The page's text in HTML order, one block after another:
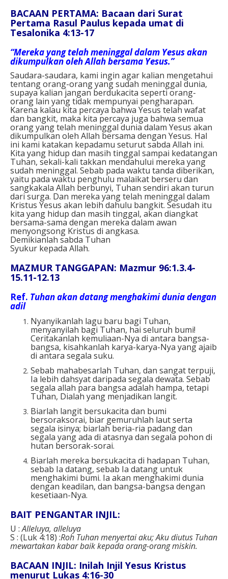
BACAAN PERTAMA: Bacaan dari Surat
Pertama Rasul Paulus kepada umat di
Tesalonika 4:13-17
“Mereka yang telah meninggal dalam Yesus akan
dikumpulkan oleh Allah bersama Yesus.”
Saudara-saudara, kami ingin agar kalian mengetahui
tentang orang-orang yang sudah meninggal dunia,
supaya kalian jangan berdukacita seperti orang-
orang lain yang tidak mempunyai pengharapan.
Karena kalau kita percaya bahwa Yesus telah wafat
dan bangkit, maka kita percaya juga bahwa semua
orang yang telah meninggal dunia dalam Yesus akan
dikumpulkan oleh Allah bersama dengan Yesus. Hal
ini kami katakan kepadamu seturut sabda Allah ini.
Kita yang hidup dan masih tinggal sampai kedatangan
Tuhan, sekali-kali takkan mendahului mereka yang
sudah meninggal. Sebab pada waktu tanda diberikan,
yaitu pada waktu penghulu malaikat berseru dan
sangkakala Allah berbunyi, Tuhan sendiri akan turun
dari surga. Dan mereka yang telah meninggal dalam
Kristus Yesus akan lebih dahulu bangkit. Sesudah itu
kita yang hidup dan masih tinggal, akan diangkat
bersama-sama dengan mereka dalam awan
menyongsong Kristus di angkasa.
Demikianlah sabda Tuhan
Syukur kepada Allah.
MAZMUR TANGGAPAN: Mazmur 96:1.3.4-
15.11-12.13
Ref. Tuhan akan datang menghakimi dunia dengan
adil
Nyanyikanlah lagu baru bagi Tuhan,
menyanyilah bagi Tuhan, hai seluruh bumi!
Ceritakanlah kemuliaan-Nya di antara bangsa-
bangsa, kisahkanlah karya-karya-Nya yang ajaib
di antara segala suku.
Sebab mahabesarlah Tuhan, dan sangat terpuji,
Ia lebih dahsyat daripada segala dewata. Sebab
segala allah para bangsa adalah hampa, tetapi
Tuhan, Dialah yang menjadikan langit.
Biarlah langit bersukacita dan bumi
bersoraksorai, biar gemuruhlah laut serta
segala isinya; biarlah beria-ria padang dan
segala yang ada di atasnya dan segala pohon di
hutan bersorak-sorai.
Biarlah mereka bersukacita di hadapan Tuhan,
sebab Ia datang, sebab Ia datang untuk
menghakimi bumi. Ia akan menghakimi dunia
dengan keadilan, dan bangsa-bangsa dengan
kesetiaan-Nya.
BAIT PENGANTAR INJIL:
U :Alleluya, alleluya
S : (Luk 4:18) :Roh Tuhan menyertai aku; Aku diutus Tuhan
mewartakan kabar baik kepada orang-orang miskin.
BACAAN INJIL: Inilah Injil Yesus Kristus
menurut Lukas 4:16-30